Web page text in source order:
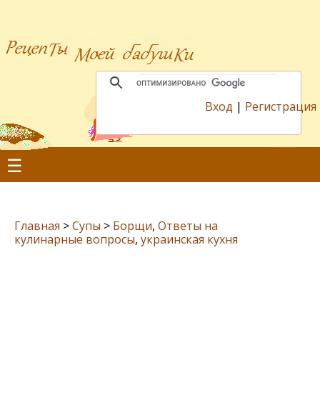
Вход | Регистрация
☰
Главная >Супы > Борщи, Ответы на
кулинарные вопросы, украинская кухня